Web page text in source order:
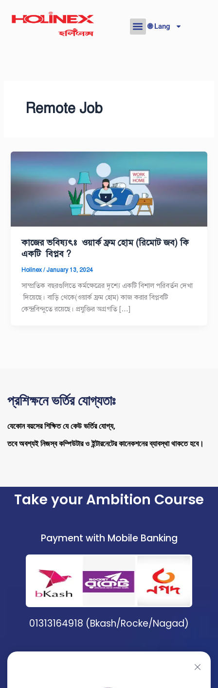
🌐 Lang
Remote Job
কাজের ভবিষ্যৎঃ ওয়ার্ক ফ্রম হোম (রিমোট জব) কি
একটি বিপ্লব ?
Holinex/ January 13, 2024
সাম্প্রতিক বছরগুলিতে কর্মক্ষেত্রের দৃশ্যে একটি বিশাল পরিবর্তন দেখা
দিয়েছে। বাড়ি থেকে(ওয়ার্ক ফ্রম হোম) কাজ করার বিপ্লবটি
কেন্দ্রবিন্দুতে রয়েছে। প্রযুক্তির অগ্রগতি […]
প্রশিক্ষনে ভর্তির যোগ্যতাঃ
যেকোন বয়সের শিক্ষিত যে কেউ ভর্তির যোগ্য,
তবে অবশ্যই নিজস্ব কম্পিউটার ও ইন্টারনেটের কানেকশনের ব্যাবস্থা থাকতে হবে।
Take your Ambition Course
Payment with Mobile Banking
01313164918 (Bkash/Rocke/Nagad)